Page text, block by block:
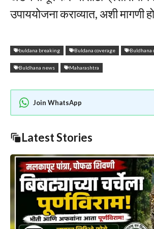
उपाययोजना कराव्यात, अशी मागणी
buldana breaking Buldana coverage Buldhana
Buldhana news Maharashtra
Join WhatsApp
Latest Stories